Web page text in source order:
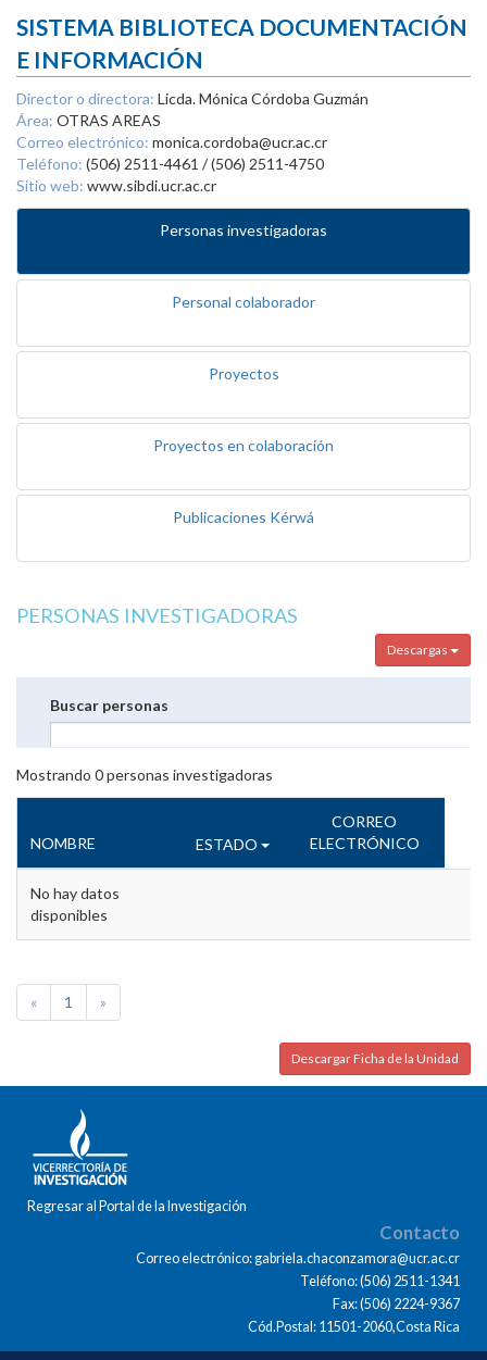
SISTEMA BIBLIOTECA DOCUMENTACIÓN
E INFORMACIÓN
Director o directora: Licda. Mónica Córdoba Guzmán
Área: OTRAS AREAS
Correo electrónico: monica.cordoba@ucr.ac.cr
Teléfono: (506) 2511-4461 / (506) 2511-4750
Sitio web: www.sibdi.ucr.ac.cr
Personas investigadoras
Personal colaborador
Proyectos
Proyectos en colaboración
Publicaciones Kérwá
PERSONAS INVESTIGADORAS
Descargas
Buscar personas
Mostrando 0personas investigadoras
NOMBRE ESTADO
CORREO
ELECTRÓNICO
No hay datos
disponibles
« 1 »
Descargar Ficha de la Unidad
Regresar al Portal de la Investigación
Contacto
Correo electrónico: gabriela.chaconzamora@ucr.ac.cr
Teléfono: (506) 2511-1341
Fax: (506) 2224-9367
Cód.Postal: 11501-2060,Costa Rica